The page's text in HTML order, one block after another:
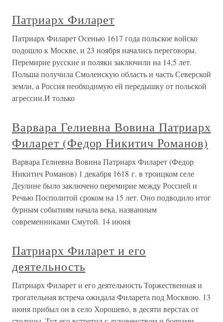
Патриарх Филарет
Патриарх Филарет Осенью 1617 года польское войско
подошло к Москве, и 23 ноября начались переговоры.
Перемирие русские и поляки заключили на 14,5 лет.
Польша получила Смоленскую область и часть Северской
земли, а Россия необходимую ей передышку от польской
агрессии.И только
Варвара Гелиевна Вовина Патриарх
Филарет (Федор Никитич Романов)
Варвара Гелиевна Вовина Патриарх Филарет (Федор
Никитич Романов) 1 декабря 1618 г. в троицком селе
Деулине было заключено перемирие между Россией и
Речью Посполитой сроком на 15 лет. Оно подводило итог
бурным событиям начала века, названным
современниками Смутой. 14 июня
Патриарх Филарет и его
деятельность
Патриарх Филарет и его деятельность Торжественная и
трогательная встреча ожидала Филарета под Москвою. 13
июня прибыл он в село Хорошево, в десяти верстах от